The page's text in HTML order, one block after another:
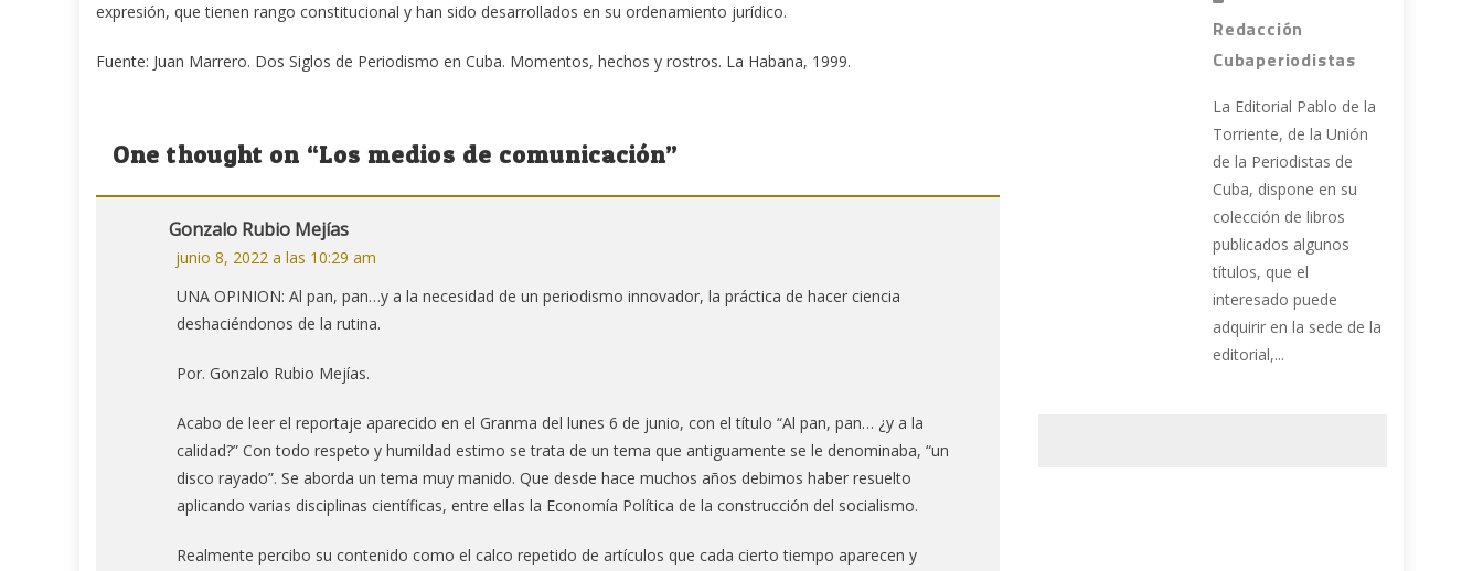
expresión, que tienen rango constitucional y han sido desarrollados en su ordenamiento jurídico.
Fuente: Juan Marrero. Dos Siglos de Periodismo en Cuba. Momentos, hechos y rostros. La Habana, 1999.
One thought on “Los medios de comunicación”
Gonzalo Rubio Mejías
junio 8, 2022 a las 10:29 am
UNA OPINION: Al pan, pan…y a la necesidad de un periodismo innovador, la práctica de hacer ciencia
deshaciéndonos de la rutina.
Por. Gonzalo Rubio Mejías.
Acabo de leer el reportaje aparecido en el Granma del lunes 6 de junio, con el título “Al pan, pan… ¿y a la
calidad?” Con todo respeto y humildad estimo se trata de un tema que antiguamente se le denominaba, “un
disco rayado”. Se aborda un tema muy manido. Que desde hace muchos años debimos haber resuelto
aplicando varias disciplinas científicas, entre ellas la Economía Política de la construcción del socialismo.
Realmente percibo su contenido como el calco repetido de artículos que cada cierto tiempo aparecen y
Redacción
Cubaperiodistas
La Editorial Pablo de la
Torriente, de la Unión
de la Periodistas de
Cuba, dispone en su
colección de libros
publicados algunos
títulos, que el
interesado puede
adquirir en la sede de la
editorial,...